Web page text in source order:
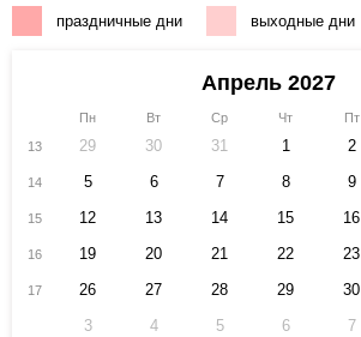
праздничные дни выходные дни
Апрель 2027
Пн Вт Ср Чт Пт
13
29 30 31 1 2
14 5 6 7 8 9
15 12 13 14 15 16
16 19 20 21 22 23
17 26 27 28 29 30
3
4 5 6 7